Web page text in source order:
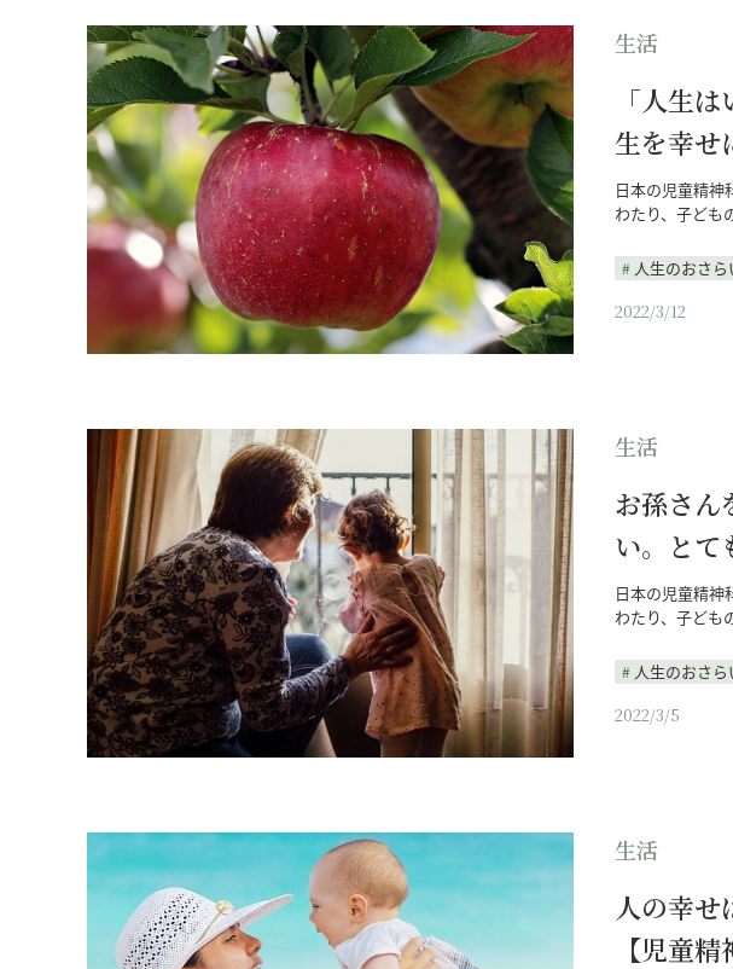
生活
「人生
生を幸せ
日本の児童精神
わたり、子ども
人生のおさ
2022/3/12
生活
お孫さん
い。と
日本の児童精神
わたり、子ども
人生のおさ
2022/3/5
生活
人の幸
【児童